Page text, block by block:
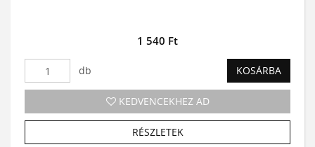
1 540 Ft
db KOSÁRBA
KEDVENCEKHEZ AD
RÉSZLETEK